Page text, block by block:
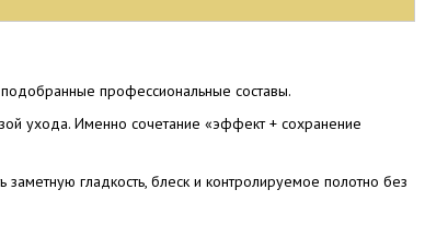
подобранные профессиональные составы.
ухода. Именно сочетание «эффект + сохранение
гладкость, блеск и контролируемое полотно без